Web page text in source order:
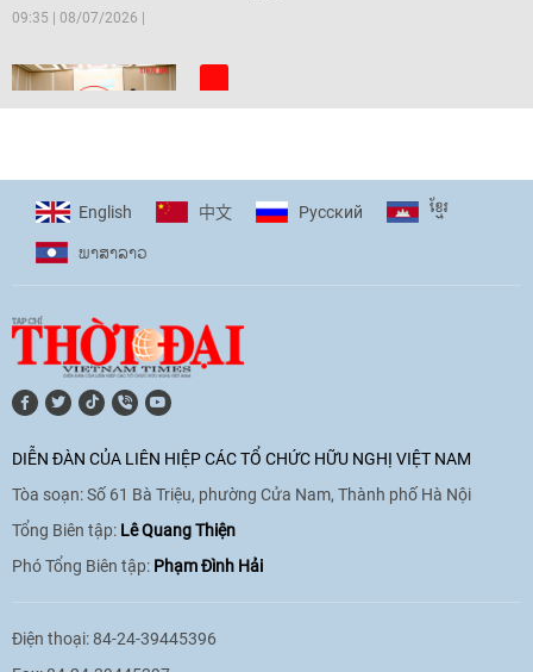
09:35 | 08/07/2026
[Video] Trẻ em Đông Á cùng kiến tạo
11:10|17/06/2026
hòa bình, hữu nghị giữa các dân tộc"
cho Đại sứ Hungary tại Việt Nam
17:25|13/06/2026
English 中文 Pусский ខ្មែរ
ພາ​ສາ​ລາວ
DIỄN ĐÀN CỦA LIÊN HIỆP CÁC TỔ CHỨC HỮU NGHỊ VIỆT NAM
Tòa soạn: Số 61 Bà Triệu, phường Cửa Nam, Thành phố Hà Nội
Tổng Biên tập: Lê Quang Thiện
Phó Tổng Biên tập: Phạm Đình Hải
Điện thoại: 84-24-39445396